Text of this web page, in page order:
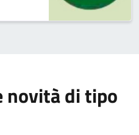
ALPINI LAGO}
novità di tipo